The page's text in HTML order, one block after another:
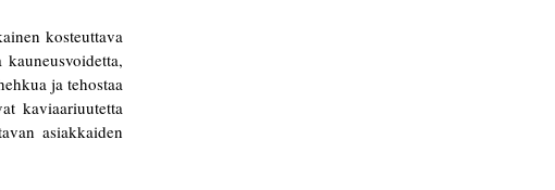
kosteuttava
ja tehostaa
kaviaariuutetta
asiakkaiden